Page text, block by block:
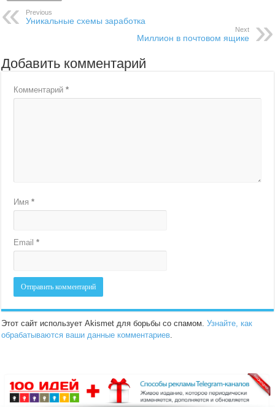
Previous
Уникальные схемы заработка
Next
Миллион в почтовом ящике
Добавить комментарий
Комментарий*
Имя*
Email*
Этот сайт использует Akismet для борьбы со спамом.Узнайте, как
обрабатываются ваши данные комментариев.